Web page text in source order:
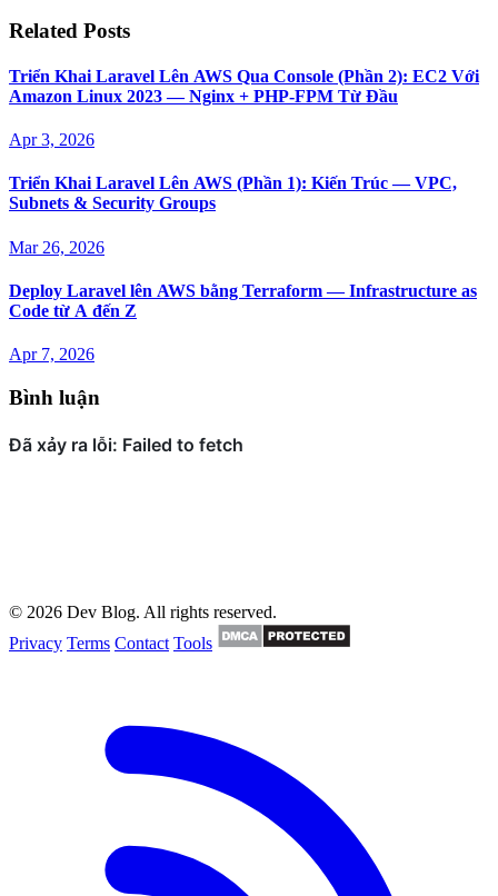
Related Posts
Triển Khai Laravel Lên AWS Qua Console (Phần 2): EC2 Với
Amazon Linux 2023 — Nginx + PHP-FPM Từ Đầu
Apr 3, 2026
Triển Khai Laravel Lên AWS (Phần 1): Kiến Trúc — VPC,
Subnets & Security Groups
Mar 26, 2026
Deploy Laravel lên AWS bằng Terraform — Infrastructure as
Code từ A đến Z
Apr 7, 2026
Bình luận
© 2026 Dev Blog. All rights reserved.
Privacy Terms Contact Tools